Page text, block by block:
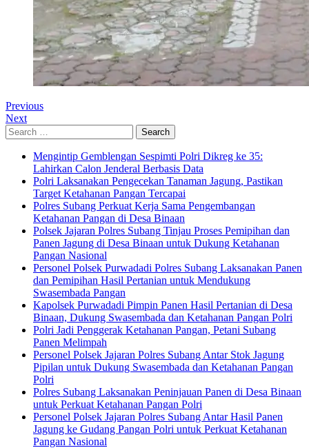
Previous
Next
Search
for:
Mengintip Gemblengan Sespimti Polri Dikreg ke 35:
Lahirkan Calon Jenderal Berbasis Data
Polri Laksanakan Pengecekan Tanaman Jagung, Pastikan
Target Ketahanan Pangan Tercapai
Polres Subang Perkuat Kerja Sama Pengembangan
Ketahanan Pangan di Desa Binaan
Polsek Jajaran Polres Subang Tinjau Proses Pemipihan dan
Panen Jagung di Desa Binaan untuk Dukung Ketahanan
Pangan Nasional
Personel Polsek Purwadadi Polres Subang Laksanakan Panen
dan Pemipihan Hasil Pertanian untuk Mendukung
Swasembada Pangan
Kapolsek Purwadadi Pimpin Panen Hasil Pertanian di Desa
Binaan, Dukung Swasembada dan Ketahanan Pangan Polri
Polri Jadi Penggerak Ketahanan Pangan, Petani Subang
Panen Melimpah
Personel Polsek Jajaran Polres Subang Antar Stok Jagung
Pipilan untuk Dukung Swasembada dan Ketahanan Pangan
Polri
Polres Subang Laksanakan Peninjauan Panen di Desa Binaan
untuk Perkuat Ketahanan Pangan Polri
Personel Polsek Jajaran Polres Subang Antar Hasil Panen
Jagung ke Gudang Pangan Polri untuk Perkuat Ketahanan
Pangan Nasional